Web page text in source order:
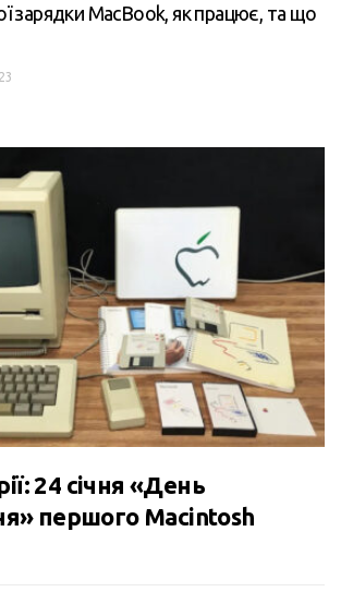
зарядки MacBook, як працює, та що
24 січня «День
першого Macintosh